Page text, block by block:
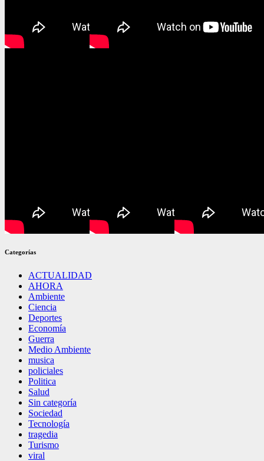
Categorías
ACTUALIDAD
AHORA
Ambiente
Ciencia
Deportes
Economía
Guerra
Medio Ambiente
musica
policiales
Politica
Salud
Sin categoría
Sociedad
Tecnología
tragedia
Turismo
viral